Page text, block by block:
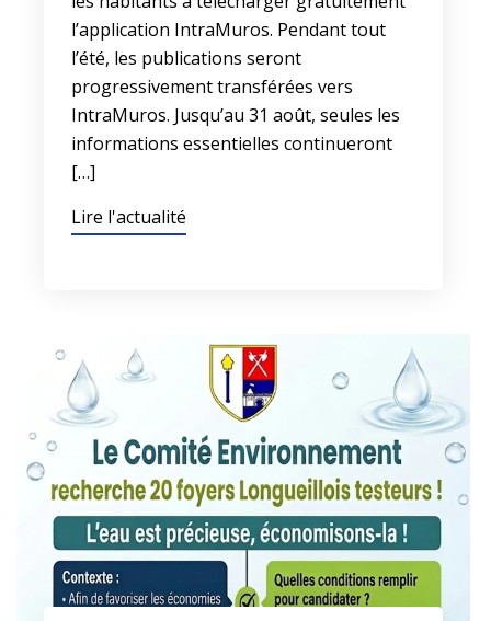
l’application IntraMuros. Pendant tout
l’été, les publications seront
progressivement transférées vers
IntraMuros. Jusqu’au 31 août, seules les
informations essentielles continueront
[…]
Lire l'actualité